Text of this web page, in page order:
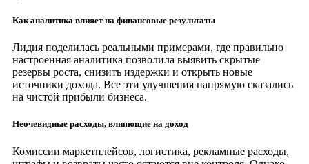
Как аналитика влияет на финансовые результаты
Лидия поделилась реальными примерами, где правильно
настроенная аналитика позволила выявить скрытые
резервы роста, снизить издержки и открыть новые
источники дохода. Все эти улучшения напрямую сказались
на чистой прибыли бизнеса.
Неочевидные расходы, влияющие на доход
Комиссии маркетплейсов, логистика, рекламные расходы,